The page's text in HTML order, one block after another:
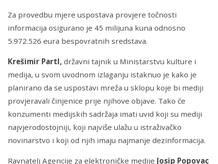
Za provedbu mjere uspostava provjere točnosti
informacija osigurano je 45 milijuna kuna odnosno
5.972.526 eura bespovratnih sredstava.
Krešimir Partl, državni tajnik u Ministarstvu kulture i
medija, u svom uvodnom izlaganju istaknuo je kako je
planirano da se uspostavi mreža u sklopu koje bi mediji
provjeravali činjenice prije njihove objave. Tako će
konzumenti medijskih sadržaja imati uvid koji su mediji
najvjerodostojniji, koji najviše ulažu u istraživačko
novinarstvo i koji od njih imaju najmanje dezinformacija.
Ravnatelj Agencije za elektroničke medije Josip Popovac